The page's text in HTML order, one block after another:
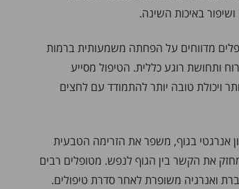
באיכות השינה.
מדווחים על הפחתה משמעותית ברמות
ותחושת רוגע כללית. הטיפול מסייע
ויכולת טובה יותר להתמודד עם לחצים
אנרגטי בגוף, משפר את הזרימה הטבעית
את הקשר בין הגוף לנפש. מטופלים רבים
ואנרגיה משופרת לאחר סדרת טיפולים.